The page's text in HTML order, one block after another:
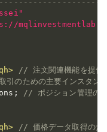
// 注文関連機能を提供
のための主要インスタン
; // ポジション管理の
// 価格データ取得のた